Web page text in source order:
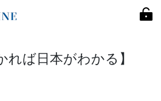
れば日本がわかる】